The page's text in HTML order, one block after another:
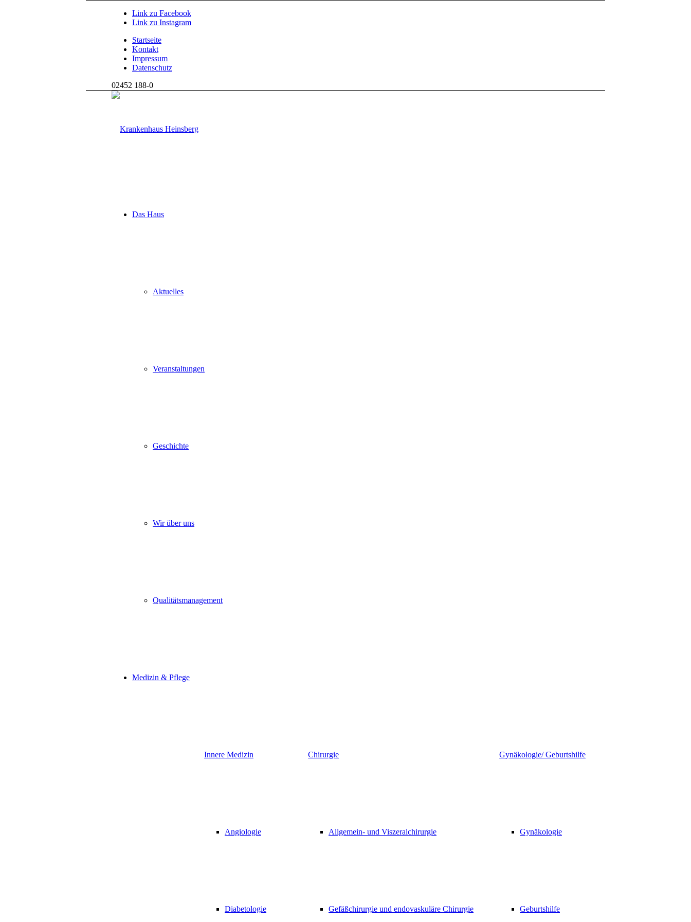
Link zu Facebook
Link zu Instagram
Startseite
Kontakt
Impressum
Datenschutz
02452 188-0
Das Haus
Aktuelles
Veranstaltungen
Geschichte
Wir über uns
Qualitätsmanagement
Medizin & Pflege
Innere Medizin
Angiologie
Diabetologie
Chirurgie
Allgemein- und Viszeralchirurgie
Gefäßchirurgie und endovaskuläre Chirurgie
Gynäkologie/ Geburtshilfe
Gynäkologie
Geburtshilfe